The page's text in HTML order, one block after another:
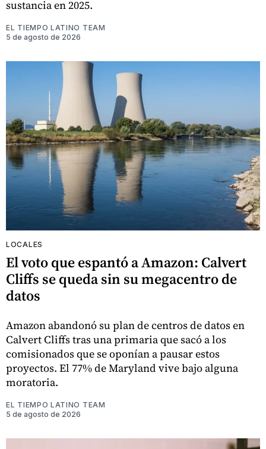
sustancia en 2025.
EL TIEMPO LATINO TEAM
5 de agosto de 2026
LOCALES
El voto que espantó a Amazon: Calvert
Cliffs se queda sin su megacentro de
datos
Amazon abandonó su plan de centros de datos en
Calvert Cliffs tras una primaria que sacó a los
comisionados que se oponían a pausar estos
proyectos. El 77% de Maryland vive bajo alguna
moratoria.
EL TIEMPO LATINO TEAM
5 de agosto de 2026